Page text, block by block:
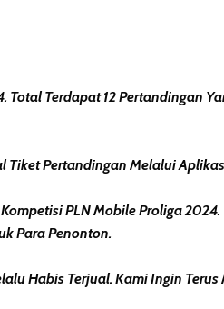
Terdapat 12 Pertandingan
Tiket Pertandingan Melalui
PLN Mobile Proliga 2024.
Para Penonton.
Habis Terjual. Kami Ingin